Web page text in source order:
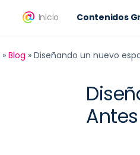
Inicio Contenidos
» Blog » Diseñando un nuevo
Antes